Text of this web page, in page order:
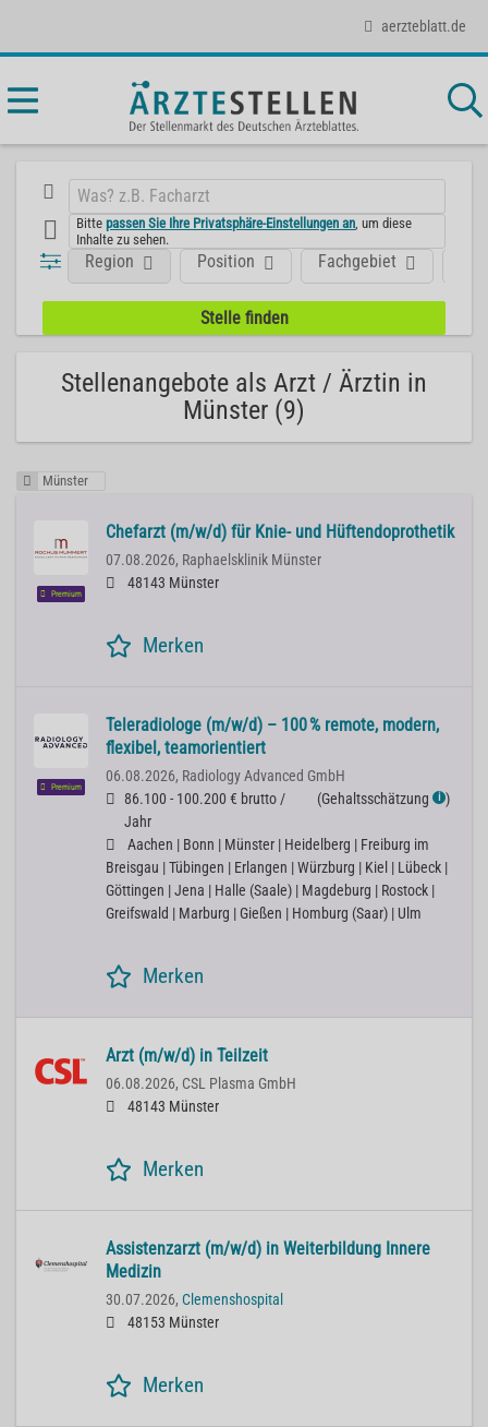
aerzteblatt.de
Bittepassen Sie Ihre Privatsphäre-Einstellungen an , um diese
Inhalte zu sehen.
Position Fachgebiet
Region
Stellenangebote als Arzt / Ärztin in
Münster (9)
Münster
Premium
Chefarzt (m/w/d) für Knie- und Hüftendoprothetik
07.08.2026, Raphaelsklinik Münster
48143 Münster
Merken
Premium
Teleradiologe (m/w/d) – 100 % remote, modern,
flexibel, teamorientiert
06.08.2026, Radiology Advanced GmbH
86.100 - 100.200 € brutto /
Jahr
(Gehaltsschätzung ℹ )
Aachen | Bonn | Münster | Heidelberg | Freiburg im
Breisgau | Tübingen | Erlangen | Würzburg | Kiel | Lübeck |
Göttingen | Jena | Halle (Saale) | Magdeburg | Rostock |
Greifswald | Marburg | Gießen | Homburg (Saar) | Ulm
Merken
Arzt (m/w/d) in Teilzeit
06.08.2026, CSL Plasma GmbH
48143 Münster
Merken
Assistenzarzt (m/w/d) in Weiterbildung Innere
Medizin
30.07.2026, Clemenshospital
48153 Münster
Merken